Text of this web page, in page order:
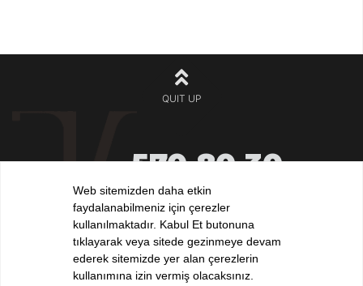
QUIT UP
570 80 30
+90 532532 32 32
iletisim@elvankilic.com
FOLLOW US !
Web sitemizden daha etkin
faydalanabilmeniz için çerezler
kullanılmaktadır. Kabul Et butonuna
tıklayarak veya sitede gezinmeye devam
ederek sitemizde yer alan çerezlerin
kullanımına izin vermiş olacaksınız.